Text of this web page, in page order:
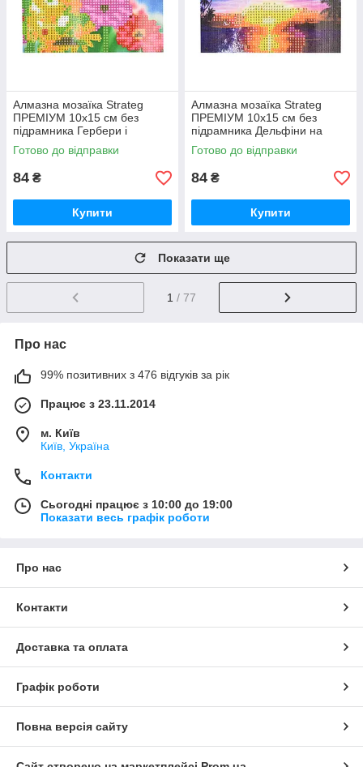
Алмазна мозаїка Strateg
ПРЕМІУМ 10х15 см без
підрамника Гербери і
метелики (YAB14425)
Готово до відправки
84 ₴
Купити
Алмазна мозаїка Strateg
ПРЕМІУМ 10х15 см без
підрамника Дельфіни на
заході сонця (YAB29566)
Готово до відправки
84 ₴
Купити
Показати ще
1 / 77
Про нас
99% позитивних з 476 відгуків за рік
Працює з 23.11.2014
м. Київ
Київ, Україна
Контакти
Сьогодні працює з 10:00 до 19:00
Показати весь графік роботи
Про нас
Контакти
Доставка та оплата
Графік роботи
Повна версія сайту